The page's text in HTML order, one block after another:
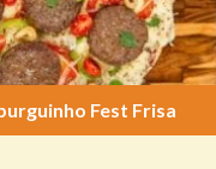
Fest Frisa